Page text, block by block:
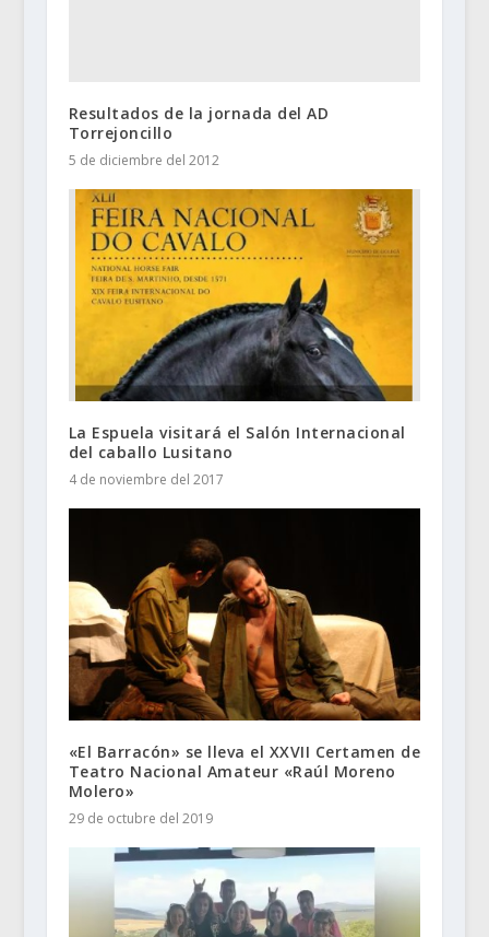
Resultados de la jornada del AD
Torrejoncillo
5 de diciembre del 2012
La Espuela visitará el Salón Internacional
del caballo Lusitano
4 de noviembre del 2017
«El Barracón» se lleva el XXVII Certamen de
Teatro Nacional Amateur «Raúl Moreno
Molero»
29 de octubre del 2019